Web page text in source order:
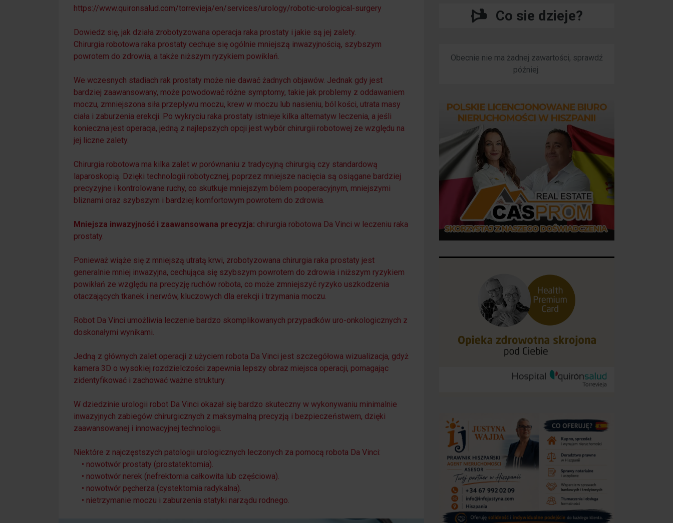
https://www.quironsalud.com/torrevieja/en/services/urology/robotic-urological-surgery
Dowiedz się, jak działa zrobotyzowana operacja raka prostaty i jakie są jej zalety.
Chirurgia robotowa raka prostaty cechuje się ogólnie mniejszą inwazyjnością, szybszym
powrotem do zdrowia, a także niższym ryzykiem powikłań.
We wczesnych stadiach rak prostaty może nie dawać żadnych objawów. Jednak gdy jest
bardziej zaawansowany, może powodować różne symptomy, takie jak problemy z oddawaniem
moczu, zmniejszona siła przepływu moczu, krew w moczu lub nasieniu, ból kości, utrata masy
ciała i zaburzenia erekcji. Po wykryciu raka prostaty istnieje kilka alternatyw leczenia, a jeśli
konieczna jest operacja, jedną z najlepszych opcji jest wybór chirurgii robotowej ze względu na
jej liczne zalety.
Chirurgia robotowa ma kilka zalet w porównaniu z tradycyjną chirurgią czy standardową
laparoskopią. Dzięki technologii robotycznej, poprzez mniejsze nacięcia są osiągane bardziej
precyzyjne i kontrolowane ruchy, co skutkuje mniejszym bólem pooperacyjnym, mniejszymi
bliznami oraz szybszym i bardziej komfortowym powrotem do zdrowia.
Mniejsza inwazyjność i zaawansowana precyzja: chirurgia robotowa Da Vinci w leczeniu raka
prostaty.
Ponieważ wiąże się z mniejszą utratą krwi, zrobotyzowana chirurgia raka prostaty jest
generalnie mniej inwazyjna, cechująca się szybszym powrotem do zdrowia i niższym ryzykiem
powikłań ze względu na precyzję ruchów robota, co może zmniejszyć ryzyko uszkodzenia
otaczających tkanek i nerwów, kluczowych dla erekcji i trzymania moczu.
Robot Da Vinci umożliwia leczenie bardzo skomplikowanych przypadków uro-onkologicznych z
doskonałymi wynikami.
Jedną z głównych zalet operacji z użyciem robota Da Vinci jest szczegółowa wizualizacja, gdyż
kamera 3D o wysokiej rozdzielczości zapewnia lepszy obraz miejsca operacji, pomagając
zidentyfikować i zachować ważne struktury.
W dziedzinie urologii robot Da Vinci okazał się bardzo skuteczny w wykonywaniu minimalnie
inwazyjnych zabiegów chirurgicznych z maksymalną precyzją i bezpieczeństwem, dzięki
zaawansowanej i innowacyjnej technologii.
Niektóre z najczęstszych patologii urologicznych leczonych za pomocą robota Da Vinci:
• nowotwór prostaty (prostatektomia).
• nowotwór nerek (nefrektomia całkowita lub częściowa).
• nowotwór pęcherza (cystektomia radykalna).
• nietrzymanie moczu i zaburzenia statyki narządu rodnego.
Co sie dzieje?
Obecnie nie ma żadnej zawartości, sprawdź
później.